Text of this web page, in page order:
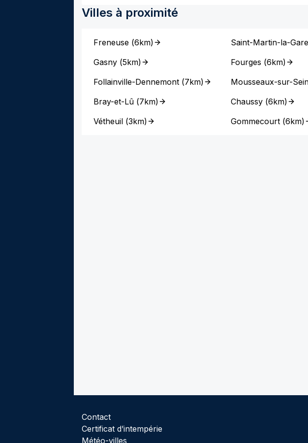
Villes à proximité
Freneuse (6km)
Gasny (5km)
Follainville-Dennemont (7km)
Bray-et-Lû (7km)
Vétheuil (3km)
Saint-Martin-la-
Fourges (6km)
Mousseaux-sur-
Chaussy (6km)
Gommecourt (6km)
Contact
Certificat d’intempérie
Météo-villes